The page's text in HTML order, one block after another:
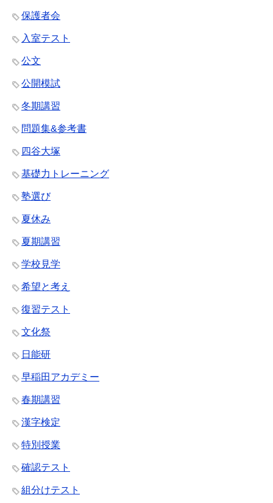
保護者会
入室テスト
公文
公開模試
冬期講習
問題集&参考書
四谷大塚
基礎力トレーニング
塾選び
夏休み
夏期講習
学校見学
希望と考え
復習テスト
文化祭
日能研
早稲田アカデミー
春期講習
漢字検定
特別授業
確認テスト
組分けテスト